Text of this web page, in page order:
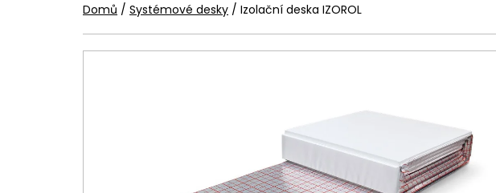
Domů / Systémové desky / Izolační deska IZOROL